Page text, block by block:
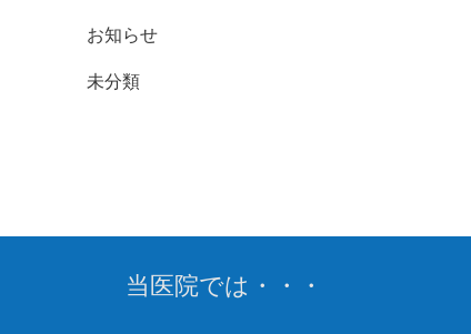
お知らせ
未分類
当医院では・・・